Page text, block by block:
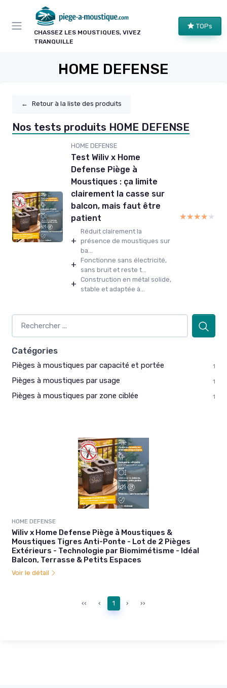
CHASSEZ LES MOUSTIQUES, VIVEZ
TRANQUILLE
TOPs
HOME DEFENSE
← Retour à la liste des produits
Nos tests produits HOME DEFENSE
HOME DEFENSE
Test Wiliv x Home
Defense Piège à
Moustiques : ça limite
clairement la casse sur
balcon, mais faut être
patient
+
Réduit clairement la
présence de moustiques sur
ba...
+ Fonctionne sans électricité,
sans bruit et reste t...
+ Construction en métal solide,
stable et adaptée à...
★★★★★
★★★★★
Catégories
Pièges à moustiques par capacité et portée 1
Pièges à moustiques par usage 1
Pièges à moustiques par zone ciblée 1
HOME DEFENSE
Wiliv x Home Defense Piège à Moustiques &
Moustiques Tigres Anti-Ponte - Lot de 2 Pièges
Extérieurs - Technologie par Biomimétisme - Idéal
Balcon, Terrasse & Petits Espaces
Voir le détail
‹‹ ‹ 1 › ››
Panneau de gestion des cookies